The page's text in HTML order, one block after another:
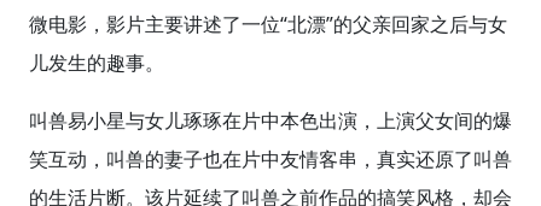
微电影，影片主要讲述了一位“北漂”的父亲回家之后与女
儿发生的趣事。
叫兽易小星与女儿琢琢在片中本色出演，上演父女间的爆
笑互动，叫兽的妻子也在片中友情客串，真实还原了叫兽
的生活片断。该片延续了叫兽之前作品的搞笑风格，却会